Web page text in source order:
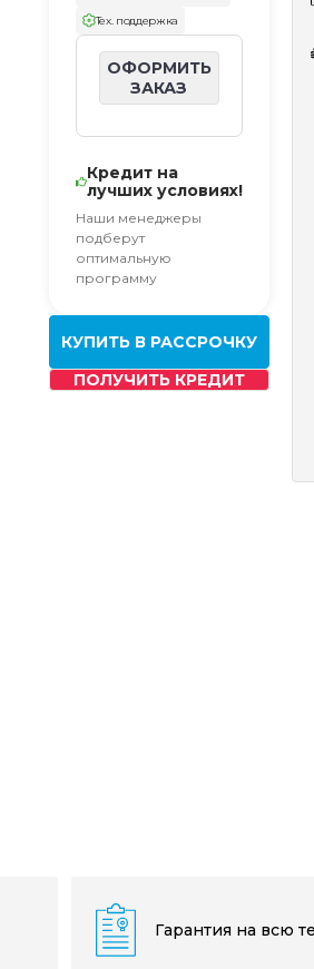
Тех. поддержка
ОФОРМИТЬ
ЗАКАЗ
Кредит на
лучших условиях!
Наши менеджеры
подберут
оптимальную
программу
КУПИТЬ В РАССРОЧКУ
ПОЛУЧИТЬ КРЕДИТ
Гарантия на всю